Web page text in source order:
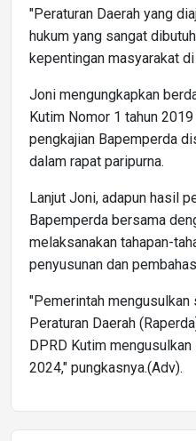
"Peraturan Daerah yang
hukum yang sangat
kepentingan masyarakat
Joni mengungkapkan
Kutim Nomor 1 tahun
pengkajian Bapemperda
dalam rapat paripurna.
Lanjut Joni, adapun hasil
Bapemperda bersama
melaksanakan tahapan-
penyusunan dan
"Pemerintah mengusulkan
Peraturan Daerah
DPRD Kutim
2024," pungkasnya.(Adv).